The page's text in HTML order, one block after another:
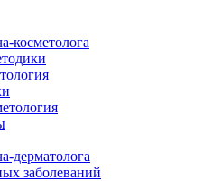
косметолога
дерматолога
заболеваний